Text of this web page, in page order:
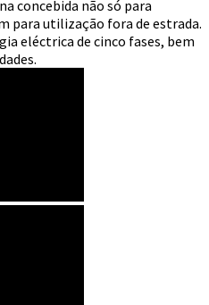
concebida não só para
para utilização fora de estrada.
eléctrica de cinco fases, bem